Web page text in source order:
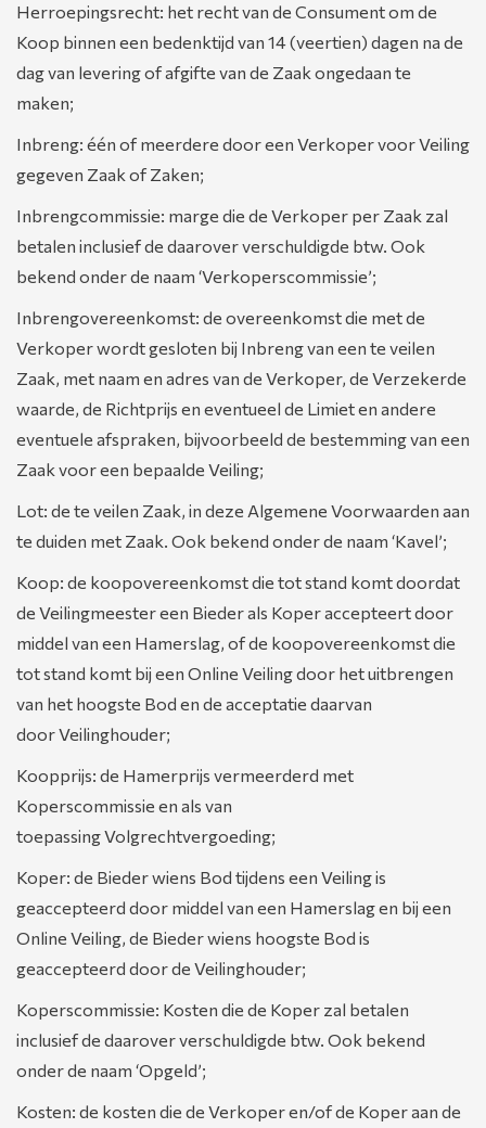
Herroepingsrecht: het recht van de Consument om de
Koop binnen een bedenktijd van 14 (veertien) dagen na de
dag van levering of afgifte van de Zaak ongedaan te
maken;
Inbreng: één of meerdere door een Verkoper voor Veiling
gegeven Zaak of Zaken;
Inbrengcommissie: marge die de Verkoper per Zaak zal
betalen inclusief de daarover verschuldigde btw. Ook
bekend onder de naam ‘Verkoperscommissie’;
Inbrengovereenkomst: de overeenkomst die met de
Verkoper wordt gesloten bij Inbreng van een te veilen
Zaak, met naam en adres van de Verkoper, de Verzekerde
waarde, de Richtprijs en eventueel de Limiet en andere
eventuele afspraken, bijvoorbeeld de bestemming van een
Zaak voor een bepaalde Veiling;
Lot: de te veilen Zaak, in deze Algemene Voorwaarden aan
te duiden met Zaak. Ook bekend onder de naam ‘Kavel’;
Koop: de koopovereenkomst die tot stand komt doordat
de Veilingmeester een Bieder als Koper accepteert door
middel van een Hamerslag, of de koopovereenkomst die
tot stand komt bij een Online Veiling door het uitbrengen
van het hoogste Bod en de acceptatie daarvan
door Veilinghouder;
Koopprijs: de Hamerprijs vermeerderd met
Koperscommissie en als van
toepassing Volgrechtvergoeding;
Koper: de Bieder wiens Bod tijdens een Veiling is
geaccepteerd door middel van een Hamerslag en bij een
Online Veiling, de Bieder wiens hoogste Bod is
geaccepteerd door de Veilinghouder;
Koperscommissie: Kosten die de Koper zal betalen
inclusief de daarover verschuldigde btw. Ook bekend
onder de naam ‘Opgeld’;
Kosten: de kosten die de Verkoper en/of de Koper aan de